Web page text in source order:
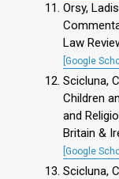
Orsy,
Law
[Google
Scicluna,
Children
and
Britain &
[Google
Scicluna,